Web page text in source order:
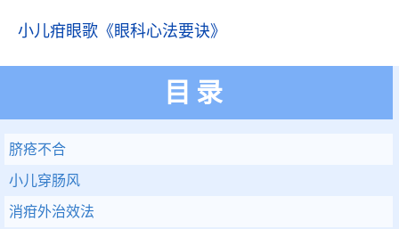
小儿疳眼歌 《眼科心法要诀》
目录
脐疮不合
小儿穿肠风
消疳外治效法